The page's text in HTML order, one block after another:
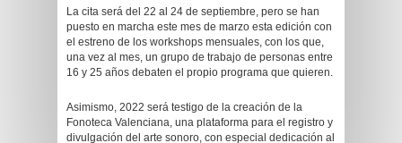
La cita será del 22 al 24 de septiembre, pero se han
puesto en marcha este mes de marzo esta edición con
el estreno de los workshops mensuales, con los que,
una vez al mes, un grupo de trabajo de personas entre
16 y 25 años debaten el propio programa que quieren.
Asimismo, 2022 será testigo de la creación de la
Fonoteca Valenciana, una plataforma para el registro y
divulgación del arte sonoro, con especial dedicación al